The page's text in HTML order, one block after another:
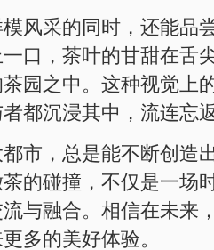
风采的同时，还能品
口，茶叶的甘甜在舌
园之中。这种视觉上
都沉浸其中，流连忘
市，总是能不断创造
的碰撞，不仅是一场
与融合。相信在未来
多的美好体验。